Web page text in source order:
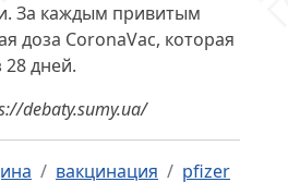
За каждым привитым
доза CoronaVac, которая
28 дней.
debaty.sumy.ua/
вакцинация
pfizer